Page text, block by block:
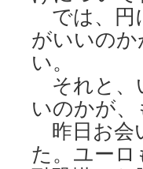
では、円
がいいの
い。
それと、
いのかが
昨日お会
た。ユー